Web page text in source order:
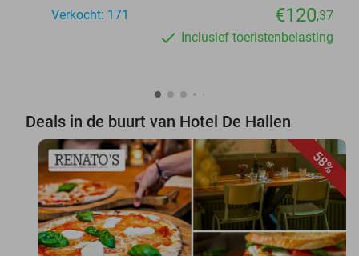
Verkocht: 171
€120,37
Inclusief toeristenbelasting
Deals in de buurt van Hotel De Hallen
58%